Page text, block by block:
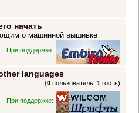
начать
о машинной вышивке
При поддержке:
languages
(0 пользователь,1 гость)
При поддержке: